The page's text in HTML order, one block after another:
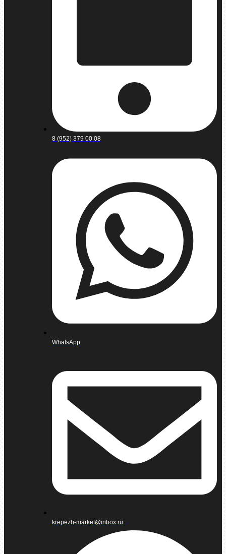
8 (952) 379 00 08
WhatsApp
krepezh-market@inbox.ru